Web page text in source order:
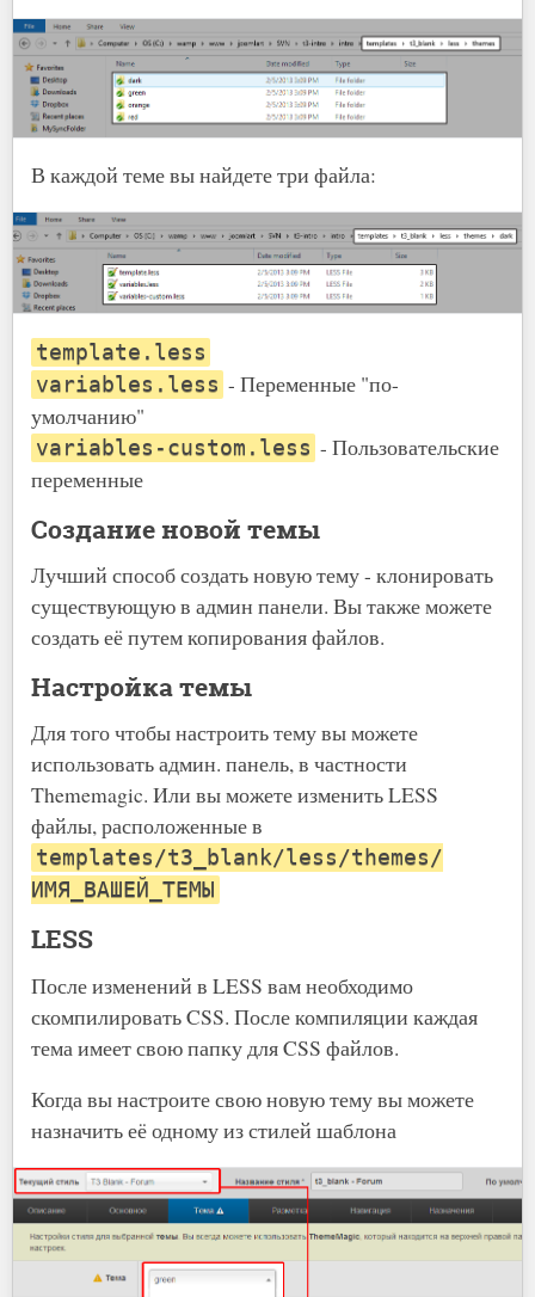
В каждой теме вы найдете три файла:
template.less
variables.less - Переменные "по-
умолчанию"
variables-custom.less - Пользовательские
переменные
Создание новой темы
Лучший способ создать новую тему - клонировать
существующую в админ панели. Вы также можете
создать её путем копирования файлов.
Настройка темы
Для того чтобы настроить тему вы можете
использовать админ. панель, в частности
Thememagic. Или вы можете изменить LESS
файлы, расположенные в
templates/t3_blank/less/themes/
ИМЯ_ВАШЕЙ_ТЕМЫ
LESS
После изменений в LESS вам необходимо
скомпилировать CSS. После компиляции каждая
тема имеет свою папку для CSS файлов.
Когда вы настроите свою новую тему вы можете
назначить её одному из стилей шаблона